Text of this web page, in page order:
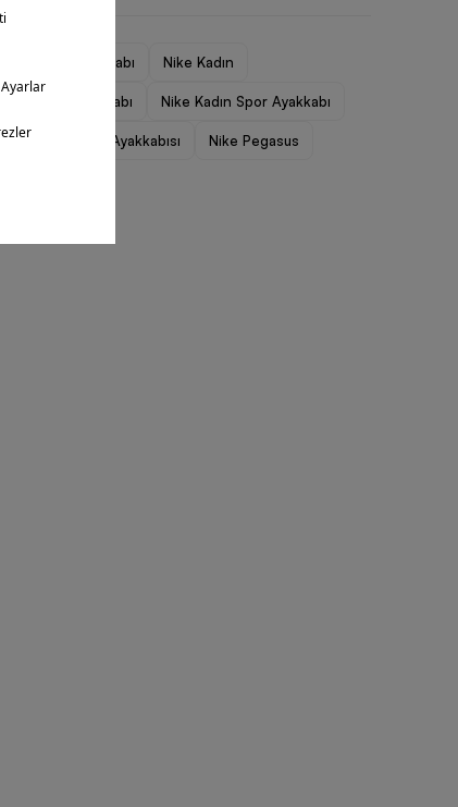
Kadın Spor Ayakkabı Nike Kadın
Nike Kadın Ayakkabı Nike Kadın Spor Ayakkabı
Nike Kadın Koşu Ayakkabısı Nike Pegasus